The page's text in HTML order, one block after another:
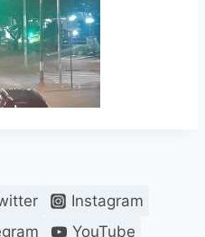
Instagram
YouTube